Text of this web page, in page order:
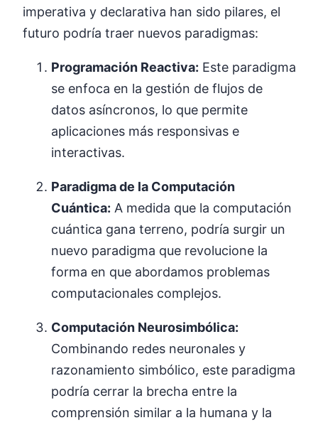
imperativa y declarativa han sido pilares, el
futuro podría traer nuevos paradigmas:
Programación Reactiva: Este paradigma
se enfoca en la gestión de flujos de
datos asíncronos, lo que permite
aplicaciones más responsivas e
interactivas.
Paradigma de la Computación
Cuántica: A medida que la computación
cuántica gana terreno, podría surgir un
nuevo paradigma que revolucione la
forma en que abordamos problemas
computacionales complejos.
Computación Neurosimbólica:
Combinando redes neuronales y
razonamiento simbólico, este paradigma
podría cerrar la brecha entre la
comprensión similar a la humana y la